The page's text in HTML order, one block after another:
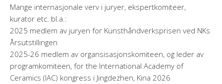
Mange internasjonale verv i juryer, ekspertkomiteer,
kurator etc. bl.a.:
2025 medlem av juryen for Kunsthåndverksprisen ved NKs
Årsutstillingen
2025-26 medlem av organsisasjonskomiteen, og leder av
programkomiteen, for the International Academy of
Ceramics (IAC) kongress i Jingdezhen, Kina 2026